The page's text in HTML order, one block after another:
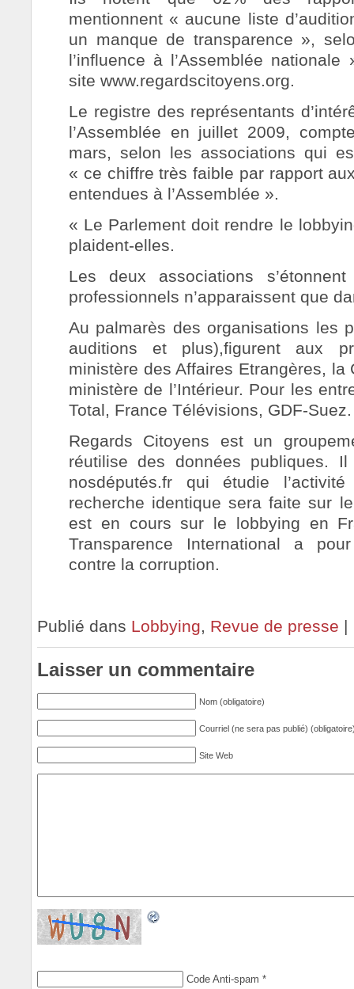
mentionnent « aucune liste
un manque de transparence »,
l’influence à l’Assemblée
site www.regardscitoyens.org.
Le registre des représentants
l’Assemblée en juillet 2009,
mars, selon les associations qui
« ce chiffre très faible par rapport
entendues à l’Assemblée ».
« Le Parlement doit rendre le
plaident-elles.
Les deux associations
professionnels n’apparaissent que
Au palmarès des organisations les
auditions et plus),figurent aux
ministère des Affaires Etrangères, la
ministère de l’Intérieur. Pour les
Total, France Télévisions, GDF-Suez.
Regards Citoyens est un
réutilise des données publiques.
nosdéputés.fr qui étudie
recherche identique sera faite sur
est en cours sur le lobbying en
Transparence International a
contre la corruption.
Publié dans Lobbying, Revue de presse |
Laisser un commentaire
Nom (obligatoire)
Courriel (ne sera pas publié)
Site Web
Code Anti-spam *